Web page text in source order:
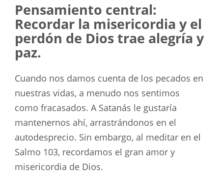
Pensamiento central:
Recordar la misericordia y el
perdón de Dios trae alegría y
paz.
Cuando nos damos cuenta de los pecados en
nuestras vidas, a menudo nos sentimos
como fracasados. A Satanás le gustaría
mantenernos ahí, arrastrándonos en el
autodesprecio. Sin embargo, al meditar en el
Salmo 103, recordamos el gran amor y
misericordia de Dios.